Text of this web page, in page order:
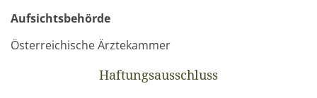
Aufsichtsbehörde
Österreichische Ärztekammer
Haftungsausschluss